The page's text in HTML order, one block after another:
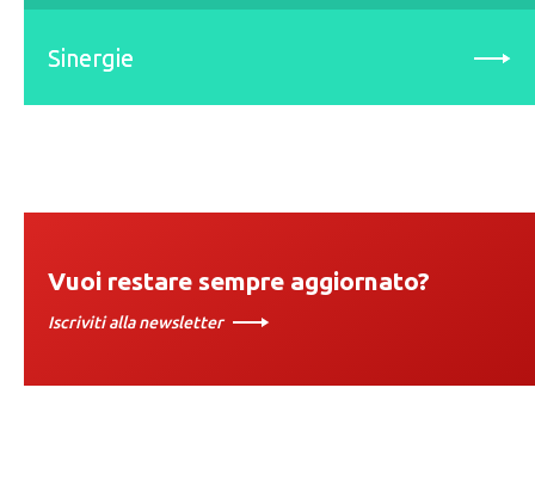
Sinergie
Vuoi restare sempre aggiornato?
Iscriviti alla newsletter